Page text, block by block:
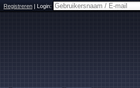
Registreren|Login: